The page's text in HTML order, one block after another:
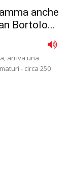
anche
Bortolo...
arriva una
- circa 250